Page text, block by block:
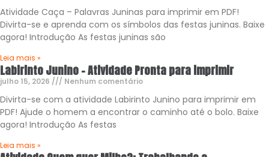
Atividade Caça – Palavras Juninas para imprimir em PDF!
Divirta-se e aprenda com os símbolos das festas juninas. Baixe
agora! Introdução As festas juninas são
Leia mais »
Labirinto Junino – Atividade Pronta para imprimir
julho 15, 2026 Nenhum comentário
Divirta-se com a atividade Labirinto Junino para imprimir em
PDF! Ajude o homem a encontrar o caminho até o bolo. Baixe
agora! Introdução As festas
Leia mais »